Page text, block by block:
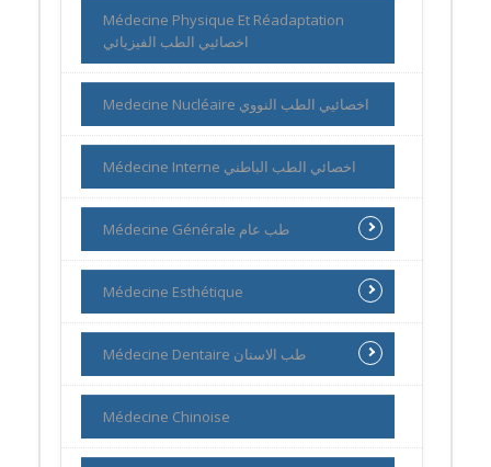
Médecine Physique Et Réadaptation
اخصائيي الطب الفيزيائي
Medecine Nucléaire اخصائيي الطب النووي
Médecine Interne اخصائي الطب الباطني
Médecine Générale طب عام
Médecine Esthétique
Médecine Dentaire طب الاسنان
Médecine Chinoise